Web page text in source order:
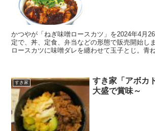
かつやが「ねぎ味噌ロースカツ」を2024年4月
定で、丼、定食、弁当などの形態で販売開始し
ロースカツに味噌ダレを纏わせて玉子とじ。青
すき家
すき家「アボカ
大盛で賞味～